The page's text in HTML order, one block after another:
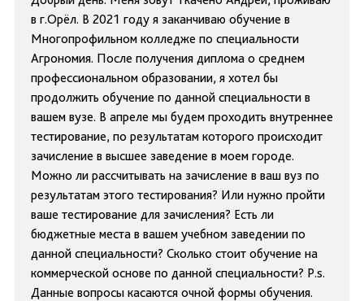
в г.Орёл. В 2021 году я заканчиваю обучение в
Многопрофильном колледже по специальности
Агрономия. После получения диплома о среднем
профессиональном образовании, я хотел бы
продолжить обучение по данной специальности в
вашем вузе. В апреле мы будем проходить внутреннее
тестирование, по результатам которого происходит
зачисление в высшее заведение в моем городе.
Можно ли рассчитывать на зачисление в ваш вуз по
результатам этого тестирования? Или нужно пройти
ваше тестирование для зачисления? Есть ли
бюджетные места в вашем учебном заведении по
данной специальности? Сколько стоит обучение на
коммерческой основе по данной специальности? P.s.
Данные вопросы касаются очной формы обучения.